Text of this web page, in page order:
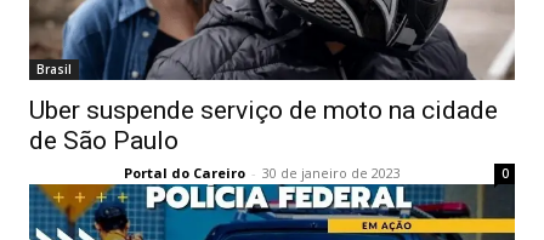
Brasil
Uber suspende serviço de moto na cidade
de São Paulo
Portal do Careiro - 30 de janeiro de 2023 0